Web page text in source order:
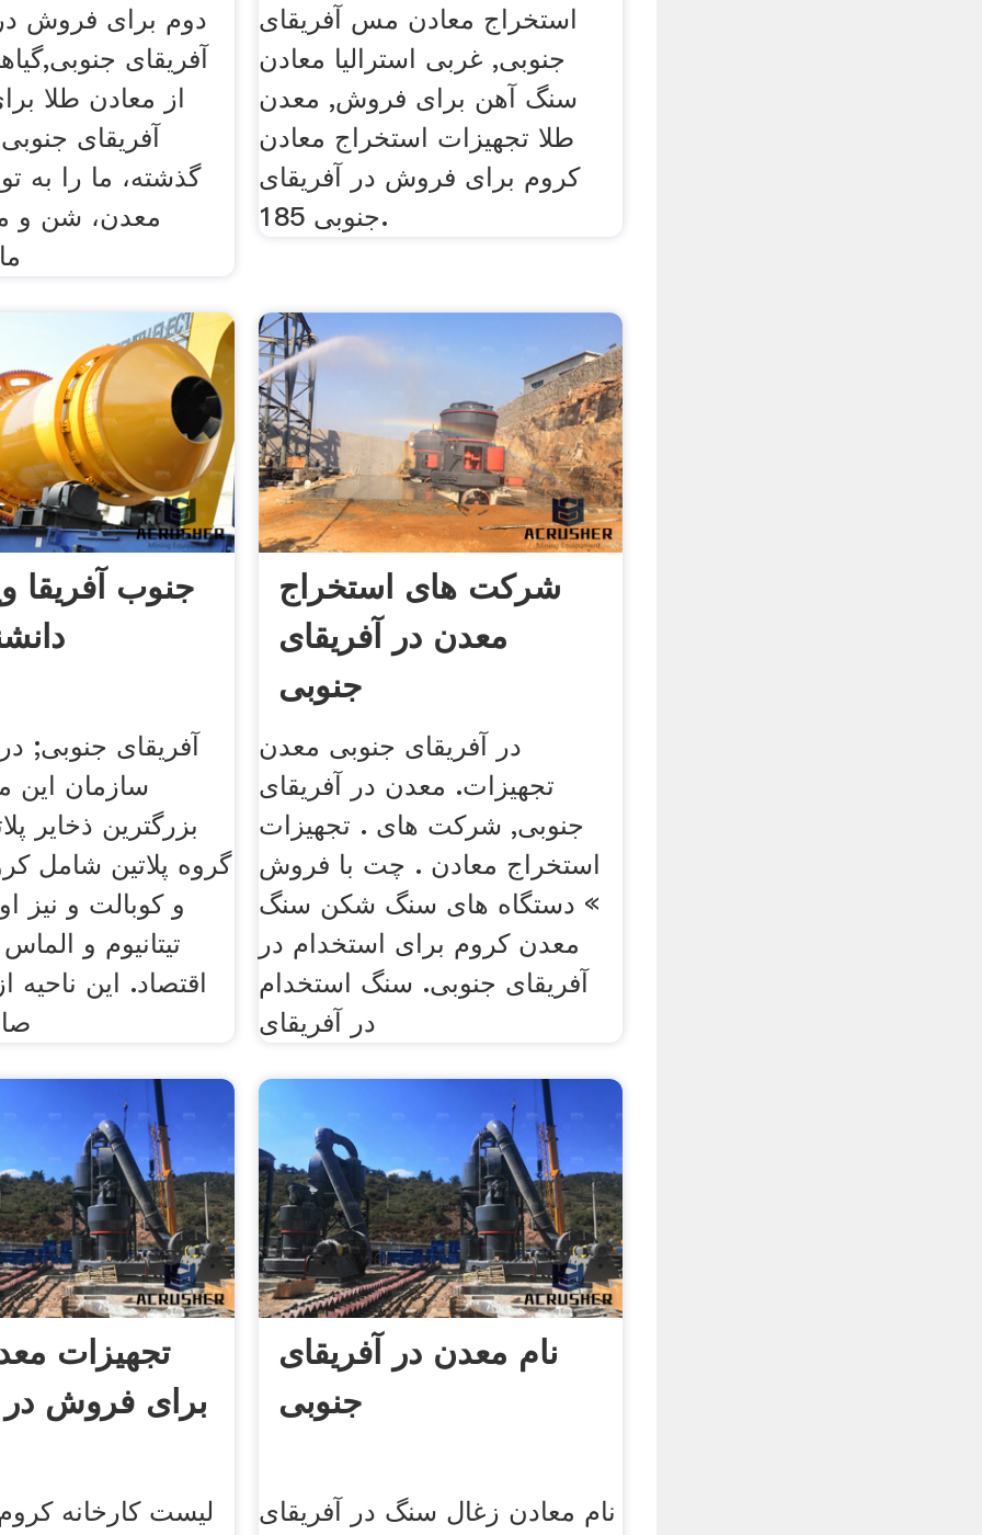
دوم برای فروش
آفریقای
از معادن طلا
گذشته، ما را به
معدن، شن و
استخراج معادن مس آفریقای
جنوبی, غربی استرالیا معادن
سنگ آهن برای فروش, معدن
طلا تجهیزات استخراج معادن
کروم برای فروش در آفریقای
جنوبی 185.
جنوب آفریقا
آفریقای جنوبی;
سازمان این
بزرگترین ذخایر
گروه پلاتین شامل
و کوبالت و نیز
تیتانیوم و
اقتصاد. این ناحیه
شرکت های استخراج
معدن در آفریقای
جنوبی
در آفریقای جنوبی معدن
تجهیزات. معدن در آفریقای
جنوبی, شرکت های . تجهیزات
استخراج معادن . چت با فروش
» دستگاه های سنگ شکن سنگ
معدن کروم برای استخدام در
آفریقای جنوبی. سنگ استخدام
در آفریقای
تجهیزات
برای فروش در
لیست کارخانه
نام معدن در آفریقای
جنوبی
نام معادن زغال سنگ در آفریقای